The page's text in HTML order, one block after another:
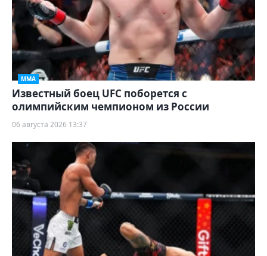
ММА
Известный боец UFC поборется с
олимпийским чемпионом из России
06 августа 2026 13:37